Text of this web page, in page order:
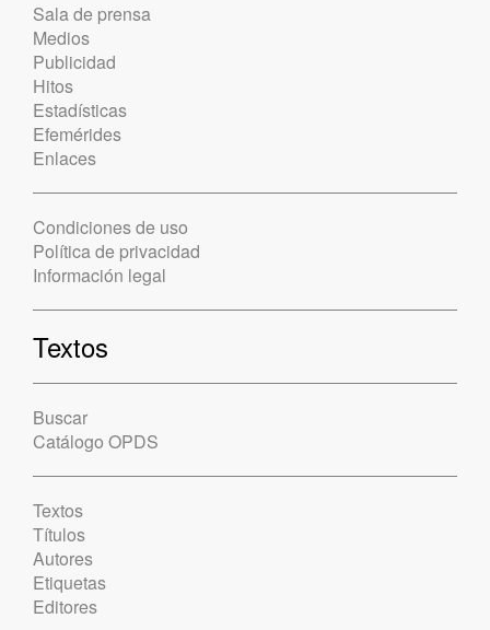
Sala de prensa
Medios
Publicidad
Hitos
Estadísticas
Efemérides
Enlaces
Condiciones de uso
Política de privacidad
Información legal
Textos
Buscar
Catálogo OPDS
Textos
Títulos
Autores
Etiquetas
Editores